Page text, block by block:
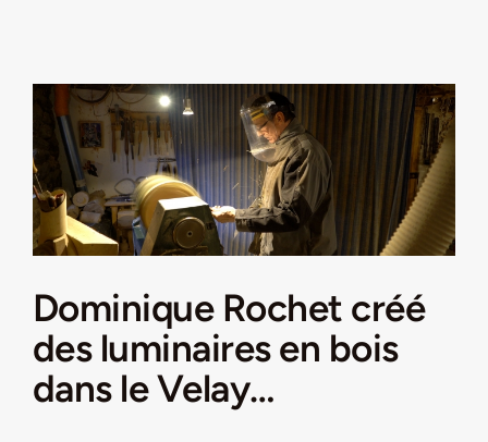
Dominique Rochet créé
des luminaires en bois
dans le Velay…